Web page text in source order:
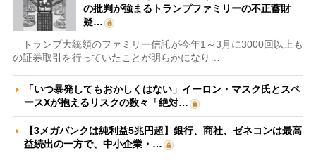
の批判が強まるトランプファミリーの不正蓄財
疑…
トランプ大統領のファミリー信託が今年1～3月に3000回以上も
の証券取引を行っていたことが明らかになり…
「いつ暴発してもおかしくはない」イーロン・マスク氏とスペ
ースXが抱えるリスクの数々「絶対…
【3メガバンクは純利益5兆円超】銀行、商社、ゼネコンは最高
益続出の一方で、中小企業・…